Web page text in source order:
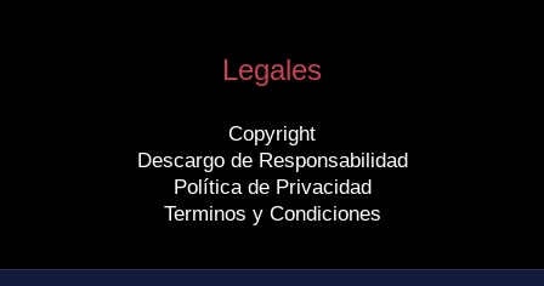
Legales
Copyright
Descargo de Responsabilidad
Política de Privacidad
Terminos y Condiciones